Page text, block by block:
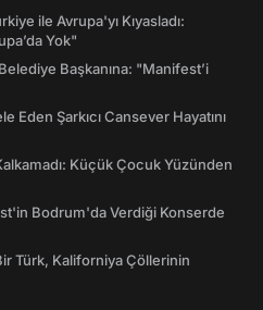
ile Avrupa'yı Kıyasladı:
Yok"
Başkanına: "Manifest’i
Şarkıcı Cansever Hayatını
Küçük Çocuk Yüzünden
Bodrum'da Verdiği Konserde
Türk, Kaliforniya Çöllerinin